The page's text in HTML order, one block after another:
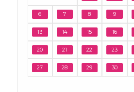
6 7 8 9
13 14 15 16
20 21 22 23
27 28 29 30